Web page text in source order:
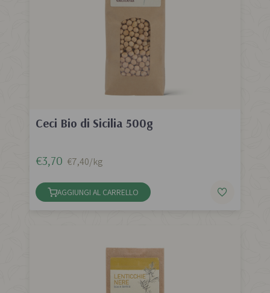
Ceci Bio di Sicilia 500g
€3,70 €7,40/kg
AGGIUNGI AL CARRELLO